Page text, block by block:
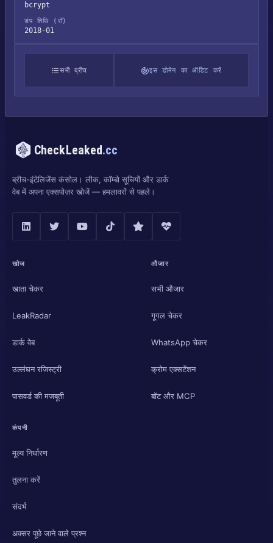
bcrypt
डंप तिथि (रॉ)
2018-01
सभी ब्रीच इस डोमेन का ऑडिट करें
CheckLeaked.cc
ब्रीच-इंटेलिजेंस कंसोल। लीक, कॉम्बो सूचियों और डार्क
वेब में अपना एक्सपोज़र खोजें — हमलावरों से पहले।
खोज
खाता चेकर
LeakRadar
डार्क वेब
उल्लंघन रजिस्ट्री
पासवर्ड की मजबूती
औजार
सभी औजार
गूगल चेकर
WhatsApp चेकर
क्रोम एक्सटेंशन
बॉट और MCP
कंपनी
मूल्य निर्धारण
तुलना करें
संदर्भ
अक्सर पूछे जाने वाले प्रश्न